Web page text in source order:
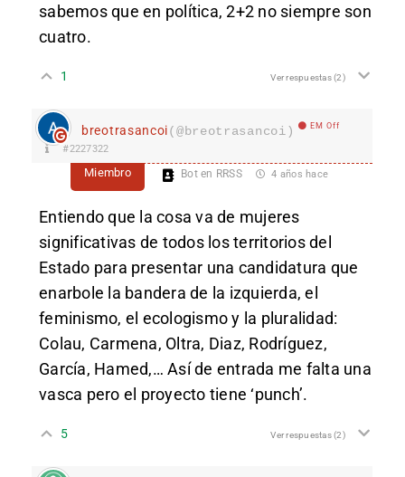
sabemos que en política, 2+2 no siempre son
cuatro.
1 Ver respuestas(2)
breotrasancoi(@breotrasancoi) EM Off
#2227322
Miembro Bot en RRSS 4 años hace
Entiendo que la cosa va de mujeres
significativas de todos los territorios del
Estado para presentar una candidatura que
enarbole la bandera de la izquierda, el
feminismo, el ecologismo y la pluralidad:
Colau, Carmena, Oltra, Diaz, Rodríguez,
García, Hamed,… Así de entrada me falta una
vasca pero el proyecto tiene ‘punch’.
5 Ver respuestas(2)